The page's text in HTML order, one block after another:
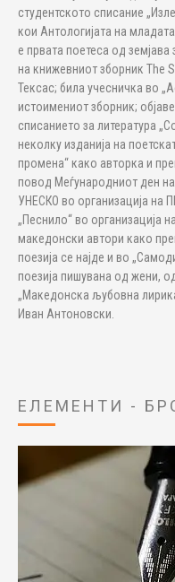
студентското списание
кои Антологијата на
е првата поетеса од
на книжевниот зборник The
Тексас; била учесничка во
истоимениот зборник;
списанието за литература
неколку изданија на
промена“ како авторка и
повод Меѓународниот ден
УНЕСКО во организација на
„Песнило“ во организација
македонски автори како
поезија се најде и во
поезија пишувана од жени,
„Македонска љубовна
Иван Антоновски.
ЕЛЕМЕНТИ -